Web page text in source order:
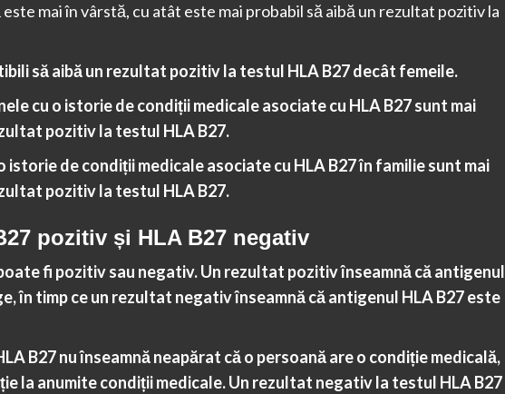
mai în vârstă, cu atât este mai probabil să aibă un rezultat pozitiv la
să aibă un rezultat pozitiv la testul HLA B27 decât femeile.
cu o istorie de condiții medicale asociate cu HLA B27 sunt mai
pozitiv la testul HLA B27.
istorie de condiții medicale asociate cu HLA B27 în familie sunt mai
pozitiv la testul HLA B27.
pozitiv și HLA B27 negativ
fi pozitiv sau negativ. Un rezultat pozitiv înseamnă că antigenul
în timp ce un rezultat negativ înseamnă că antigenul HLA B27 este
B27 nu înseamnă neapărat că o persoană are o condiție medicală,
la anumite condiții medicale. Un rezultat negativ la testul HLA B27